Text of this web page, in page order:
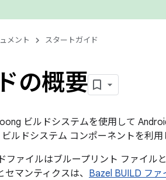
メント スタートガイド
の概要
ビルドシステムを使用して
ビルドシステム コンポーネントを利用
ファイルはブループリント ファイルと
マンティクスは、 Bazel BUILD ファ